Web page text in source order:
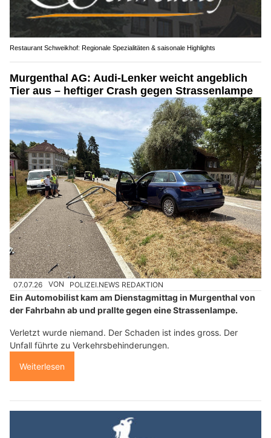
Restaurant Schweikhof: Regionale Spezialitäten & saisonale Highlights
Murgenthal AG: Audi-Lenker weicht angeblich
Tier aus – heftiger Crash gegen Strassenlampe
07.07.26 VON POLIZEI.NEWS REDAKTION
Ein Automobilist kam am Dienstagmittag in Murgenthal von
der Fahrbahn ab und prallte gegen eine Strassenlampe.
Verletzt wurde niemand. Der Schaden ist indes gross. Der
Unfall führte zu Verkehrsbehinderungen.
Weiterlesen